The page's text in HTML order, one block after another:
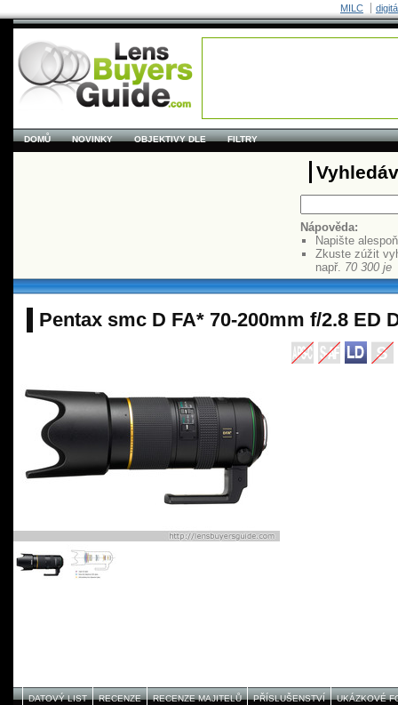
MILC
DOMŮ NOVINKY OBJEKTIVY DLE FILTRY
Nápověda:
Napište
Zkuste zúžit
např. 70 300 je
Pentax smc D FA* 70-200mm f/2.8 ED
DATOVÝ LIST RECENZE RECENZE MAJITELŮ PŘÍSLUŠENSTVÍ UKÁZKOVÉ